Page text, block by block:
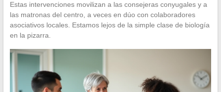
Estas intervenciones movilizan a las consejeras conyugales y a
las matronas del centro, a veces en dúo con colaboradores
asociativos locales. Estamos lejos de la simple clase de biología
en la pizarra.